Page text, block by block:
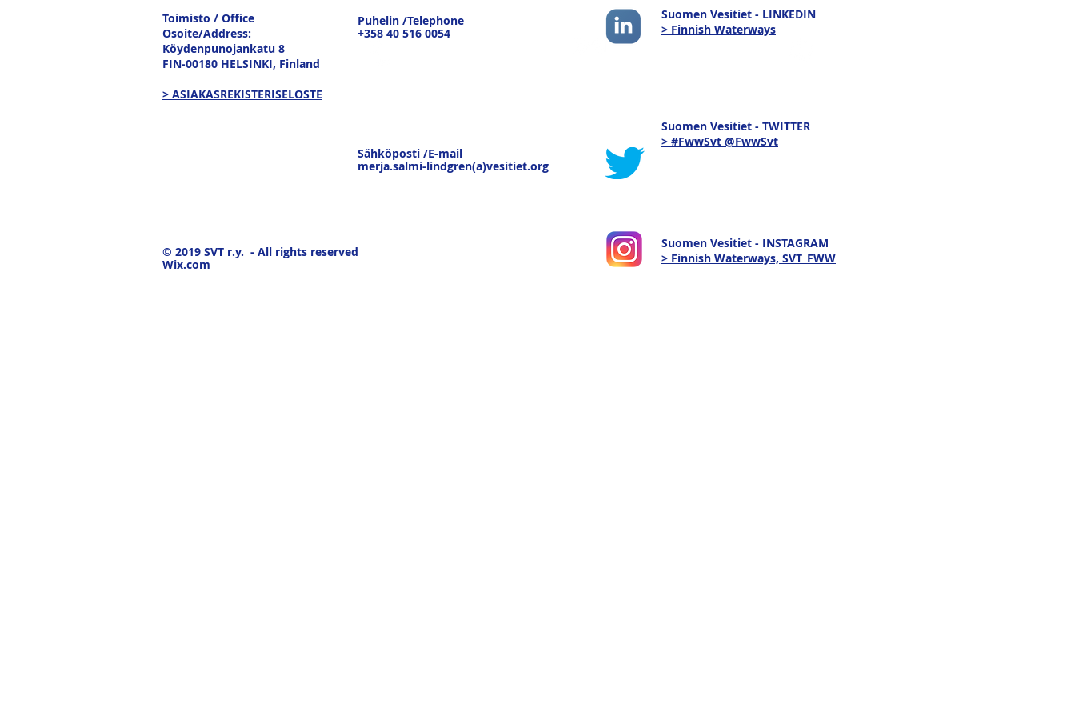
keskustelu Joensuussa
painopisteteemana on
pureutua
Toimisto / Office
Osoite/Address:
Köydenpunojankatu 8
FIN-00180 HELSINKI, Finland
> ASIAKASREKISTERISELOSTE
Puhelin /Telephone
+358 40 516 0054
Sähköposti /E-mail
merja.salmi-lindgren(a)vesitiet.org
© 2019 SVT r.y. - All rights reserved
Wix.com
Suomen Vesitiet - LINKEDIN
> Finnish Waterways
Suomen Vesitiet - TWITTER
> #FwwSvt @FwwSvt
Suomen Vesitiet - INSTAGRAM
> Finnish Waterways, SVT_FWW